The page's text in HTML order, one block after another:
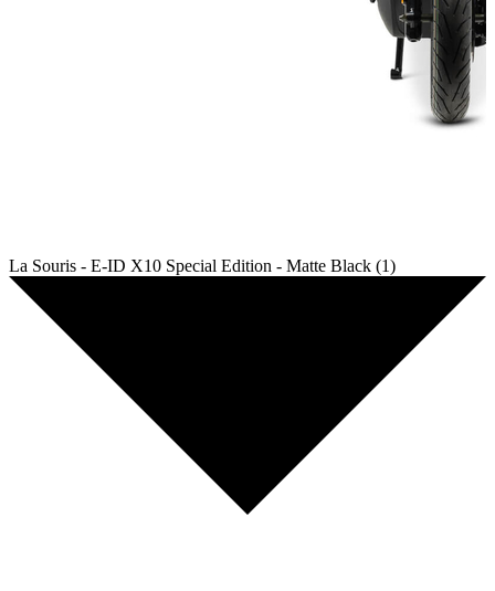
La Souris - E-ID X10 Special Edition - Matte Black (1)